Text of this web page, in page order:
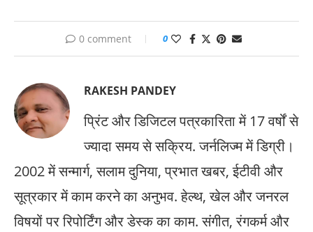
0 comment 0
RAKESH PANDEY
प्रिंट और डिजिटल पत्रकारिता में 17 वर्षों से
ज्यादा समय से सक्रिय. जर्नलिज्म में डिग्री।
2002 में सन्मार्ग, सलाम दुनिया, प्रभात खबर, ईटीवी और
सूत्रकार में काम करने का अनुभव. हेल्थ, खेल और जनरल
विषयों पर रिपोर्टिंग और डेस्क का काम. संगीत, रंगकर्म और